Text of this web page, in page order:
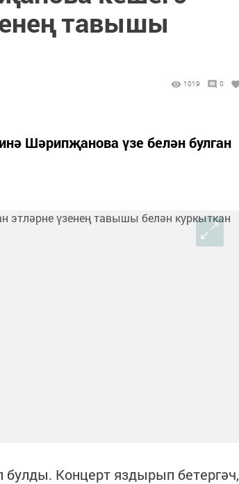
тавышы
1019 0
Шәрипҗанова үзе белән булган
булды. Концерт яздырып бетергәч,